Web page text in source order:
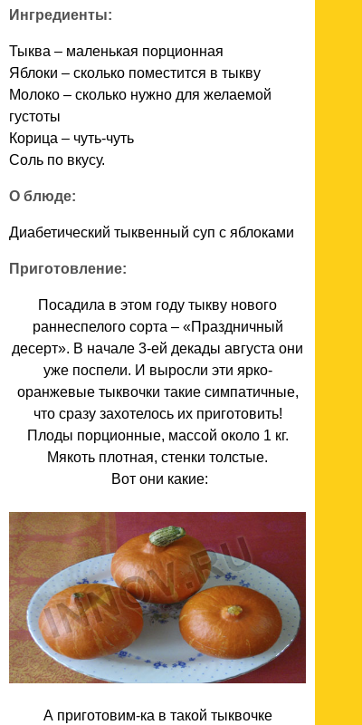
Ингредиенты:
Тыква – маленькая порционная
Яблоки – сколько поместится в тыкву
Молоко – сколько нужно для желаемой
густоты
Корица – чуть-чуть
Соль по вкусу.
О блюде:
Диабетический тыквенный суп с яблоками
Приготовление:
Посадила в этом году тыкву нового
раннеспелого сорта – «Праздничный
десерт». В начале 3-ей декады августа они
уже поспели. И выросли эти ярко-
оранжевые тыквочки такие симпатичные,
что сразу захотелось их приготовить!
Плоды порционные, массой около 1 кг.
Мякоть плотная, стенки толстые.
Вот они какие:
А приготовим-ка в такой тыквочке